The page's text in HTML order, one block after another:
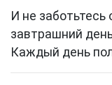
И не
завтрашний
Каждый день